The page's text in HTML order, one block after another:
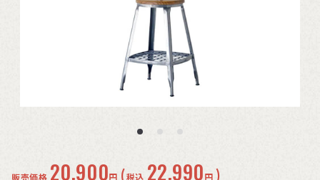
販売価格 20,900円 (税込 22,990円 )